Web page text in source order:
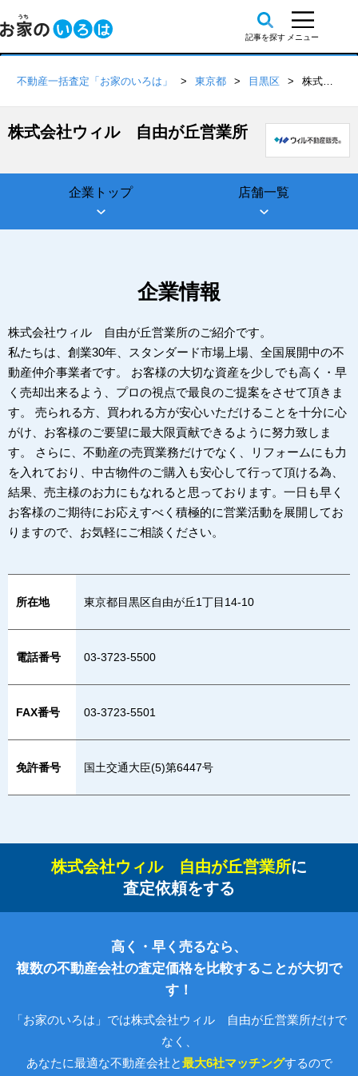
不動産一括査定「お家のいろは」 東京都 目黒区 株式会社ウィル 自由が丘営業所
株式会社ウィル 自由が丘営業所
企業トップ 店舗一覧
企業情報
株式会社ウィル 自由が丘営業所のご紹介です。
私たちは、創業30年、スタンダード市場上場、全国展開中の不
動産仲介事業者です。 お客様の大切な資産を少しでも高く・早
く売却出来るよう、プロの視点で最良のご提案をさせて頂きま
す。 売られる方、買われる方が安心いただけることを十分に心
がけ、お客様のご要望に最大限貢献できるように努力致しま
す。 さらに、不動産の売買業務だけでなく、リフォームにも力
を入れており、中古物件のご購入も安心して行って頂ける為、
結果、売主様のお力にもなれると思っております。一日も早く
お客様のご期待にお応えすべく積極的に営業活動を展開してお
りますので、お気軽にご相談ください。
所在地 東京都目黒区自由が丘1丁目14-10
電話番号 03-3723-5500
FAX番号 03-3723-5501
免許番号 国土交通大臣(5)第6447号
株式会社ウィル 自由が丘営業所に
査定依頼をする
高く・早く売るなら、
複数の不動産会社の査定価格を比較することが大切で
す！
「お家のいろは」では株式会社ウィル 自由が丘営業所だけで
なく、
あなたに最適な不動産会社と最大6社マッチングするので